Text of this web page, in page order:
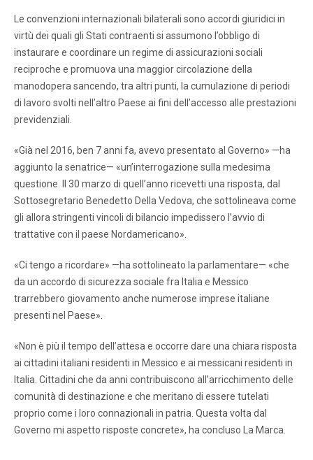
Le convenzioni internazionali bilaterali sono accordi giuridici in
virtù dei quali gli Stati contraenti si assumono l’obbligo di
instaurare e coordinare un regime di assicurazioni sociali
reciproche e promuova una maggior circolazione della
manodopera sancendo, tra altri punti, la cumulazione di periodi
di lavoro svolti nell’altro Paese ai fini dell’accesso alle prestazioni
previdenziali.
«Già nel 2016, ben 7 anni fa, avevo presentato al Governo» —ha
aggiunto la senatrice— «un’interrogazione sulla medesima
questione. Il 30 marzo di quell’anno ricevetti una risposta, dal
Sottosegretario Benedetto Della Vedova, che sottolineava come
gli allora stringenti vincoli di bilancio impedissero l’avvio di
trattative con il paese Nordamericano».
«Ci tengo a ricordare» —ha sottolineato la parlamentare— «che
da un accordo di sicurezza sociale fra Italia e Messico
trarrebbero giovamento anche numerose imprese italiane
presenti nel Paese».
«Non è più il tempo dell’attesa e occorre dare una chiara risposta
ai cittadini italiani residenti in Messico e ai messicani residenti in
Italia. Cittadini che da anni contribuiscono all’arricchimento delle
comunità di destinazione e che meritano di essere tutelati
proprio come i loro connazionali in patria. Questa volta dal
Governo mi aspetto risposte concrete», ha concluso La Marca.